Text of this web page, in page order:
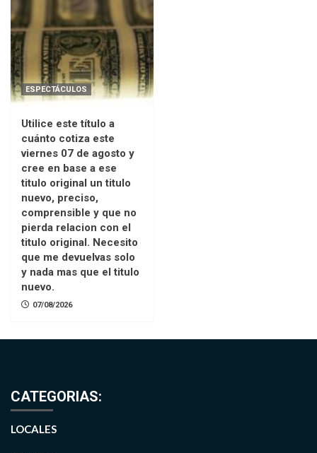
ESPECTÁCULOS
Utilice este título a
cuánto cotiza este
viernes 07 de agosto y
cree en base a ese
titulo original un titulo
nuevo, preciso,
comprensible y que no
pierda relacion con el
titulo original. Necesito
que me devuelvas solo
y nada mas que el titulo
nuevo.
07/08/2026
CATEGORIAS:
LOCALES